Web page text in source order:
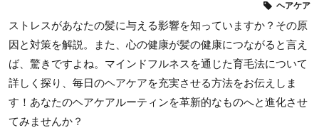
ヘアケア
ストレスがあなたの髪に与える影響を知っていますか？その原
因と対策を解説。また、心の健康が髪の健康につながると言え
ば、驚きですよね。マインドフルネスを通じた育毛法について
詳しく探り、毎日のヘアケアを充実させる方法をお伝えしま
す！あなたのヘアケアルーティンを革新的なものへと進化させ
てみませんか？